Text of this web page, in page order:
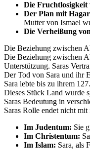
Die Fruchtlosigkeit
Der Plan mit
Mutter von Ismael
Die Verheißung
Die Beziehung zwischen
Die Beziehung zwischen
Unterstützung. Saras
Der Tod von Sara und ihr
Sara lebte bis zu ihrem
Dieses Stück Land wurde
Saras Bedeutung in
Saras Rolle endet nicht
Im Judentum: Sie
Im Christentum:
Im Islam: Sara, als